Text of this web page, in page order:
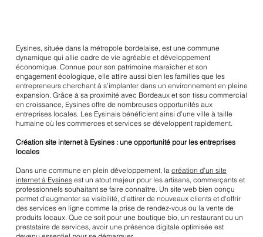
Eysines, située dans la métropole bordelaise, est une commune
dynamique qui allie cadre de vie agréable et développement
économique. Connue pour son patrimoine maraîcher et son
engagement écologique, elle attire aussi bien les familles que les
entrepreneurs cherchant à s’implanter dans un environnement en pleine
expansion. Grâce à sa proximité avec Bordeaux et son tissu commercial
en croissance, Eysines offre de nombreuses opportunités aux
entreprises locales. Les Eysinais bénéficient ainsi d’une ville à taille
humaine où les commerces et services se développent rapidement.
Création site internet à Eysines : une opportunité pour les entreprises
locales
Dans une commune en plein développement, lacréation d’un site
internet à Eysines est un atout majeur pour les artisans, commerçants et
professionnels souhaitant se faire connaître. Un site web bien conçu
permet d’augmenter sa visibilité, d’attirer de nouveaux clients et d’offrir
des services en ligne comme la prise de rendez-vous ou la vente de
produits locaux. Que ce soit pour une boutique bio, un restaurant ou un
prestataire de services, avoir une présence digitale optimisée est